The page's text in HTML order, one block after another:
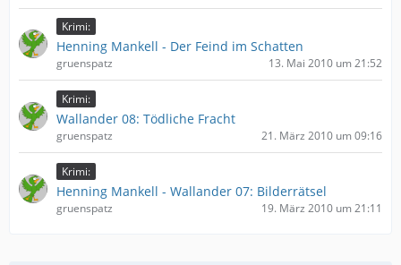
Krimi:
Henning Mankell - Der Feind im Schatten
gruenspatz 13. Mai 2010 um 21:52
Krimi:
Wallander 08: Tödliche Fracht
gruenspatz 21. März 2010 um 09:16
Krimi:
Henning Mankell - Wallander 07: Bilderrätsel
gruenspatz 19. März 2010 um 21:11